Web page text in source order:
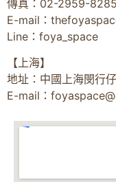
傳真：02-2959-8285
E-mail：
Line：foya_space
【上海】
地址：中國上海閔行
E-mail：